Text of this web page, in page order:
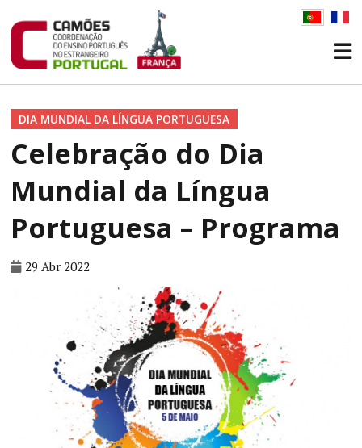
DIA MUNDIAL DA LÍNGUA PORTUGUESA
Celebração do Dia
Mundial da Língua
Portuguesa – Programa
29 Abr 2022